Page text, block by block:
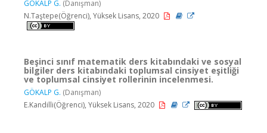
GÖKALP G. (Danışman)
N.Taştepe(Öğrenci), Yüksek Lisans, 2020
Beşinci sınıf matematik ders kitabındaki ve sosyal
bilgiler ders kitabındaki toplumsal cinsiyet eşitliği
ve toplumsal cinsiyet rollerinin incelenmesi.
GÖKALP G. (Danışman)
E.Kandilli(Öğrenci), Yüksek Lisans, 2020